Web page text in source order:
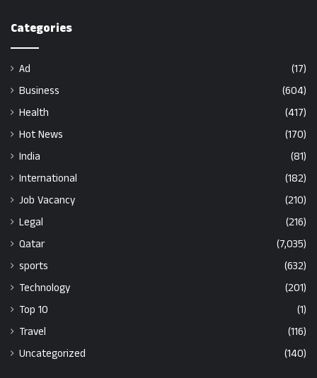
Categories
Ad
(17)
Business
(604)
Health
(417)
Hot News
(170)
India
(81)
International
(182)
Job Vacancy
(210)
Legal
(216)
Qatar
(7,035)
sports
(632)
Technology
(201)
Top 10
(1)
Travel
(116)
Uncategorized
(140)